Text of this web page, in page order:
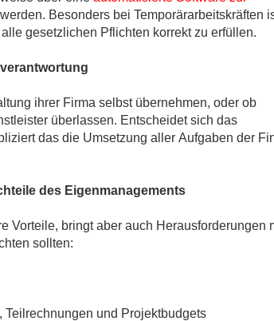
Besonders bei Temporärarbeitskräften
gesetzlichen Pflichten korrekt zu erfüllen.
ihrer Firma selbst übernehmen, oder ob
überlassen. Entscheidet sich das
das die Umsetzung aller Aufgaben der
des Eigenmanagements
Vorteile, bringt aber auch Herausforderungen
sollten:
und Projektbudgets